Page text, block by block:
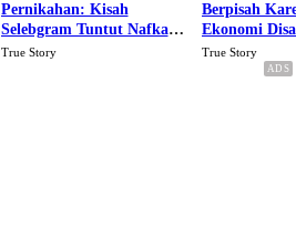
Pernikahan: Kisah
Selebgram Tuntut Nafkah
Rp.15 Juta Perbulan
True Story
Berpisah
Ekonomi
Karena Cinta
True Story